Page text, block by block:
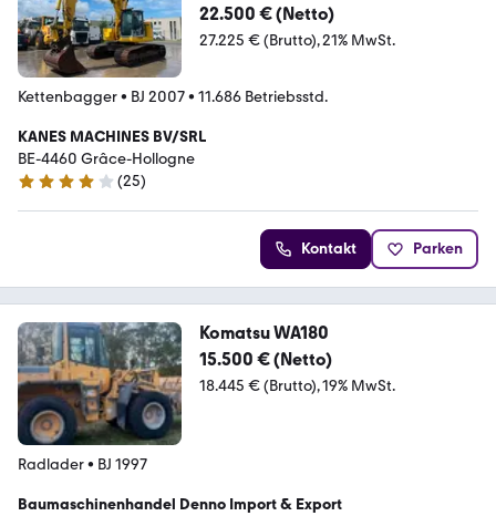
22.500 € (Netto)
27.225 € (Brutto) 21% MwSt.
Kettenbagger• BJ 2007• 11.686 Betriebsstd.
KANES MACHINES BV/SRL
BE-4460 Grâce-Hollogne
4 Sterne
(25)
Kontakt Parken
Komatsu WA180
15.500 € (Netto)
18.445 € (Brutto) 19% MwSt.
Radlader• BJ 1997
Baumaschinenhandel Denno Import & Export